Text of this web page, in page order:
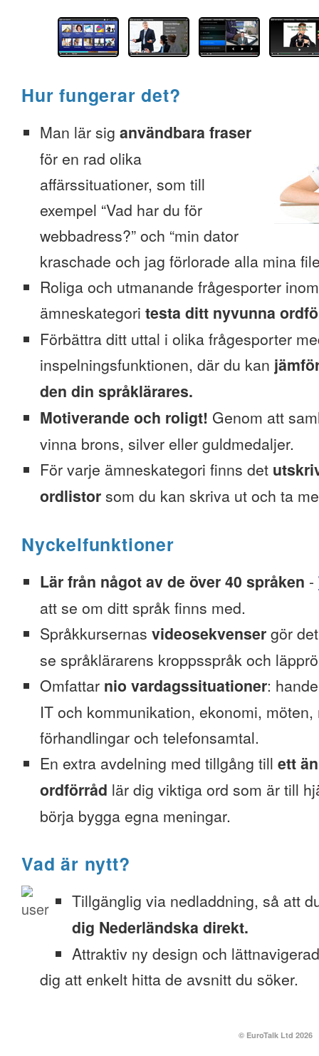
Hur fungerar det?
Man lär sig användbara fraser
för en rad olika
affärssituationer, som till
exempel “Vad har du för
webbadress?” och “min dator
kraschade och jag förlorade alla mina
Roliga och utmanande frågesporter
ämneskategori testa ditt nyvunna
Förbättra ditt uttal i olika frågesporter
inspelningsfunktionen, där du kan
den din språklärares.
Motiverande och roligt! Genom att
vinna brons, silver eller guldmedaljer.
För varje ämneskategori finns det
ordlistor som du kan skriva ut och ta
Nyckelfunktioner
Lär från något av de över 40 språken -
att se om ditt språk finns med.
Språkkursernas videosekvenser gör
se språklärarens kroppsspråk och
Omfattar nio vardagssituationer:
IT och kommunikation, ekonomi, möten,
förhandlingar och telefonsamtal.
En extra avdelning med tillgång till ett
ordförråd lär dig viktiga ord som är till
börja bygga egna meningar.
Vad är nytt?
Tillgänglig via nedladdning, så att
dig Nederländska direkt.
Attraktiv ny design och
dig att enkelt hitta de avsnitt du söker.
© EuroTalk Ltd 2026